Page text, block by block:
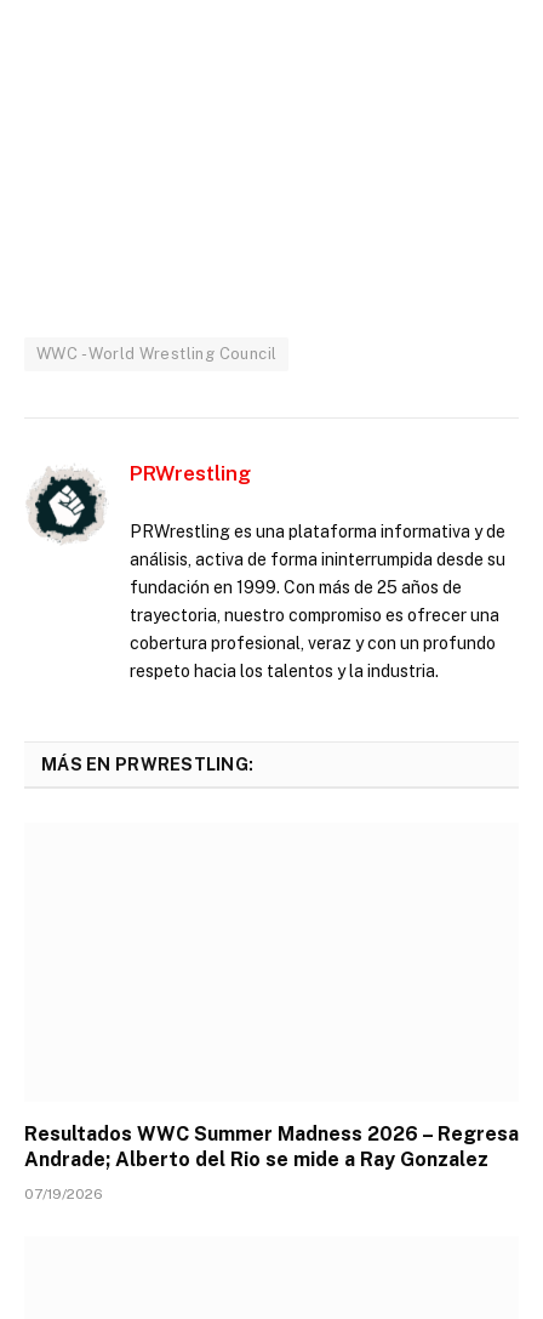
WWC - World Wrestling Council
PRWrestling
PRWrestling es una plataforma informativa y de
análisis, activa de forma ininterrumpida desde su
fundación en 1999. Con más de 25 años de
trayectoria, nuestro compromiso es ofrecer una
cobertura profesional, veraz y con un profundo
respeto hacia los talentos y la industria.
MÁS EN PRWRESTLING:
Resultados WWC Summer Madness 2026 – Regresa
Andrade; Alberto del Rio se mide a Ray Gonzalez
07/19/2026